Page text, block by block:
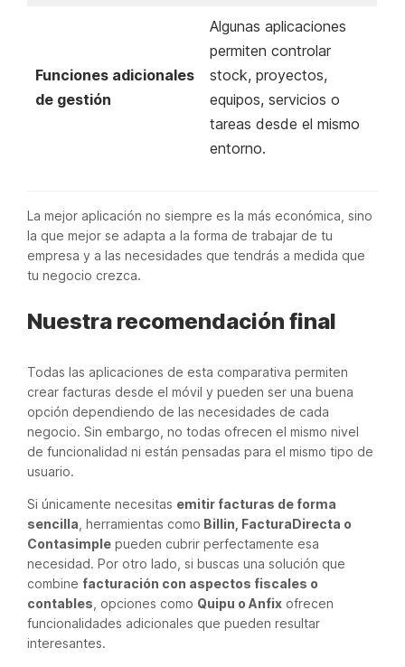
Funciones adicionales
de gestión
Algunas aplicaciones
permiten controlar
stock, proyectos,
equipos, servicios o
tareas desde el mismo
entorno.
La mejor aplicación no siempre es la más económica, sino
la que mejor se adapta a la forma de trabajar de tu
empresa y a las necesidades que tendrás a medida que
tu negocio crezca.
Nuestra recomendación final
Todas las aplicaciones de esta comparativa permiten
crear facturas desde el móvil y pueden ser una buena
opción dependiendo de las necesidades de cada
negocio. Sin embargo, no todas ofrecen el mismo nivel
de funcionalidad ni están pensadas para el mismo tipo de
usuario.
Si únicamente necesitas emitir facturas de forma
sencilla , herramientas como Billin, FacturaDirecta o
Contasimple pueden cubrir perfectamente esa
necesidad. Por otro lado, si buscas una solución que
combine facturación con aspectos fiscales o
contables , opciones como Quipu o Anfix ofrecen
funcionalidades adicionales que pueden resultar
interesantes.